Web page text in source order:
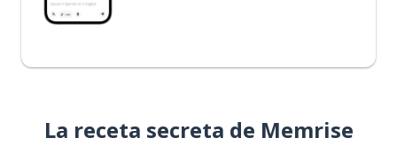
La receta secreta de Memrise